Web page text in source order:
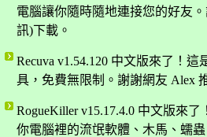
電腦讓你隨時隨地連接您的好友
訊)下載。
Recuva v1.54.120 中文版來了！
具，免費無限制。謝謝網友 Alex
RogueKiller v15.17.4.0 中文版來
你電腦裡的流氓軟體、木馬、蠕